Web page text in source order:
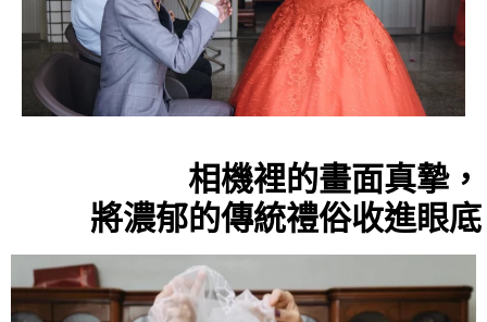
相機裡的畫面真摯，
將濃郁的傳統禮俗收進眼底